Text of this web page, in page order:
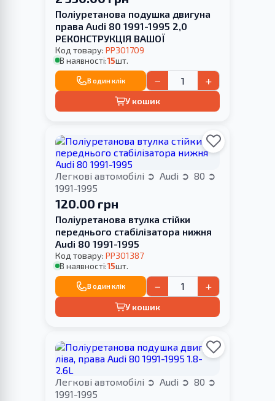
Поліуретанова подушка двигуна
права Audi 80 1991-1995 2,0
РЕКОНСТРУКЦІЯ ВАШОЇ
Код товару: PP301709
В наявності:15шт.
В один клік − +
У кошик
Легкові автомобілі Audi
80
1991-1995
120.00 грн
Поліуретанова втулка стійки
переднього стабілізатора нижня
Audi 80 1991-1995
Код товару: PP301387
В наявності:15шт.
В один клік − +
У кошик
Легкові автомобілі Audi
80
1991-1995